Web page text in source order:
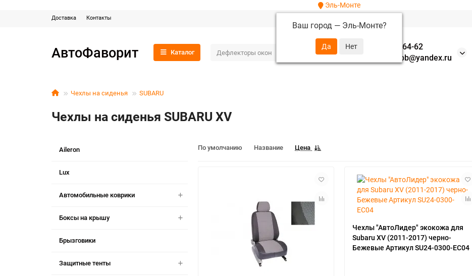
Эль-Монте
Ваш город — Эль-Монте?
Доставка Контакты
АвтоФаворит Каталог
+7 (952) 288-64-62
autofavorit-spb@yandex.ru
Чехлы на сиденья SUBARU
Чехлы на сиденья SUBARU XV
Aileron
Lux
Автомобильные коврики
Боксы на крышу
Брызговики
Защитные тенты
По умолчанию Название Цена
Чехлы "АвтоЛидер" экокожа для
Subaru XV (2011-2017) черно-
Бежевые Артикул SU24-0300-EC04